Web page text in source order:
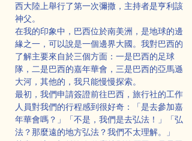
西大陸上舉行了第一次彌撒，主持者是亨利該
神父。
在我的印象中，巴西位於南美洲，是地球的邊
緣之一，可以說是一個邊界大國。我對巴西的
了解主要來自於三個方面：一是巴西的足球
隊，二是巴西的嘉年華會，三是巴西的亞馬遜
大河，其他的，我只能慢慢探索。
最初，我們申請簽證前往巴西，旅行社的工作
人員對我們的行程感到很好奇：「是去參加嘉
年華會嗎？」「不是，我們是去弘法！」「弘
法？那麼遠的地方弘法？我們不太理解。」